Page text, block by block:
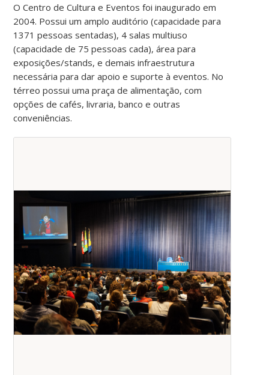
O Centro de Cultura e Eventos foi inaugurado em
2004. Possui um amplo auditório (capacidade para
1371 pessoas sentadas), 4 salas multiuso
(capacidade de 75 pessoas cada), área para
exposições/stands, e demais infraestrutura
necessária para dar apoio e suporte à eventos. No
térreo possui uma praça de alimentação, com
opções de cafés, livraria, banco e outras
conveniências.